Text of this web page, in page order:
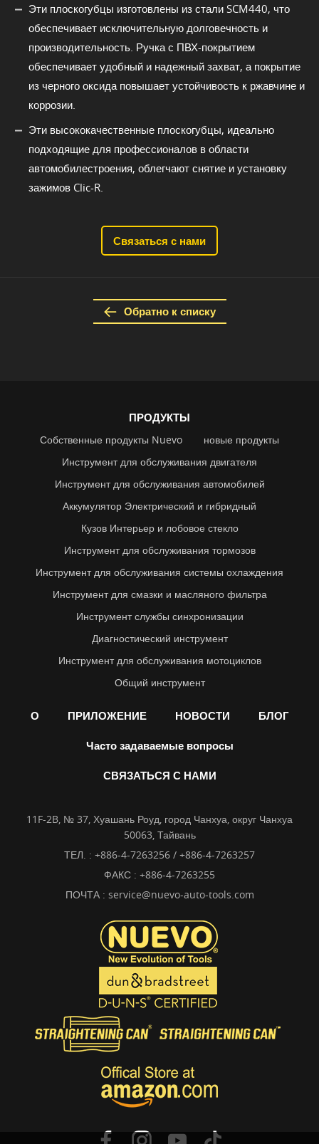
Эти плоскогубцы изготовлены из стали SCM440, что
обеспечивает исключительную долговечность и
производительность. Ручка с ПВХ-покрытием
обеспечивает удобный и надежный захват, а покрытие
из черного оксида повышает устойчивость к ржавчине и
коррозии.
Эти высококачественные плоскогубцы, идеально
подходящие для профессионалов в области
автомобилестроения, облегчают снятие и установку
зажимов Clic-R.
Связаться с нами
Обратно к списку
ПРОДУКТЫ
Собственные продукты Nuevo
новые продукты
Инструмент для обслуживания двигателя
Инструмент для обслуживания автомобилей
Аккумулятор Электрический и гибридный
Кузов Интерьер и лобовое стекло
Инструмент для обслуживания тормозов
Инструмент для обслуживания системы охлаждения
Инструмент для смазки и масляного фильтра
Инструмент службы синхронизации
Диагностический инструмент
Инструмент для обслуживания мотоциклов
Общий инструмент
О ПРИЛОЖЕНИЕ НОВОСТИ БЛОГ
Часто задаваемые вопросы
СВЯЗАТЬСЯ С НАМИ
11F-2B, № 37, Хуашань Роуд, город Чанхуа, округ Чанхуа
50063, Тайвань
ТЕЛ. : +886-4-7263256 / +886-4-7263257
ФАКС : +886-4-7263255
ПОЧТА : service@nuevo-auto-tools.com